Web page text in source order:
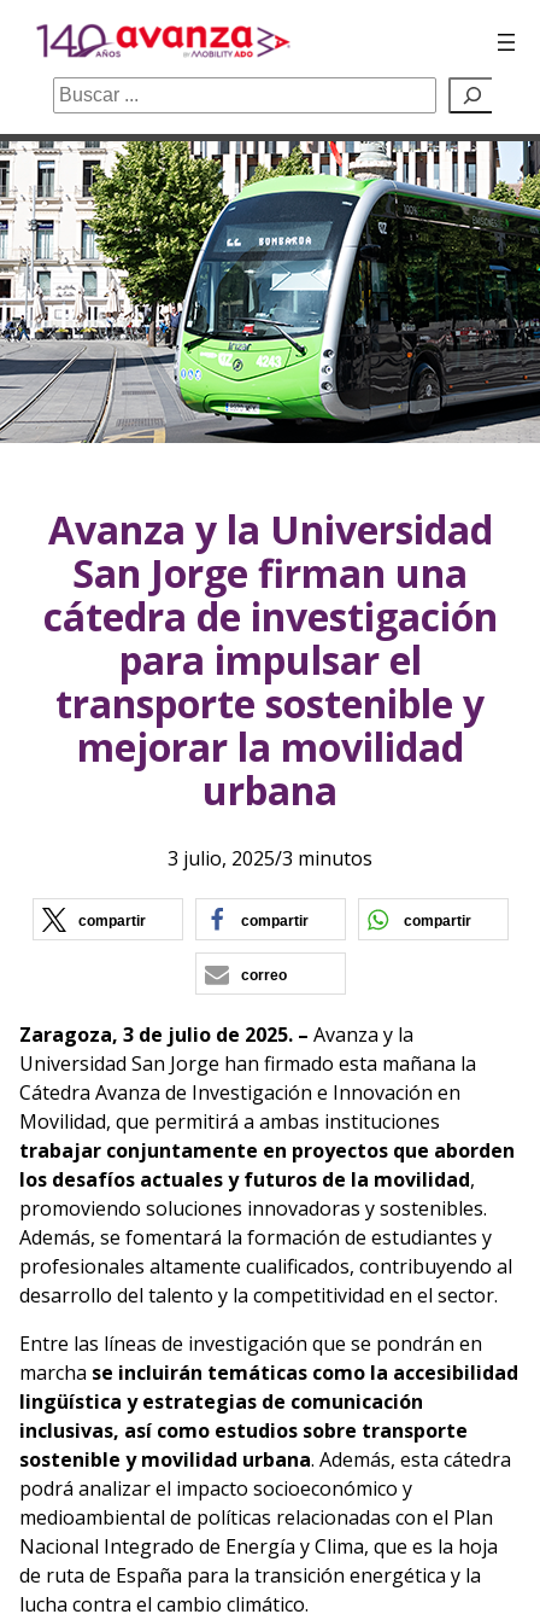
Saltar
al
contenido
Buscar
Avanza y la Universidad
San Jorge firman una
cátedra de investigación
para impulsar el
transporte sostenible y
mejorar la movilidad
urbana
3 julio, 2025/3 minutos
compartir (se abre en nueva ventana)
compartir (se abre en nueva
compartir
correo
Zaragoza, 3 de julio de 2025. – Avanza y la
Universidad San Jorge han firmado esta mañana la
Cátedra Avanza de Investigación e Innovación en
Movilidad, que permitirá a ambas instituciones
trabajar conjuntamente en proyectos que aborden
los desafíos actuales y futuros de la movilidad,
promoviendo soluciones innovadoras y sostenibles.
Además, se fomentará la formación de estudiantes y
profesionales altamente cualificados, contribuyendo al
desarrollo del talento y la competitividad en el sector.
Entre las líneas de investigación que se pondrán en
marcha se incluirán temáticas como la accesibilidad
lingüística y estrategias de comunicación
inclusivas, así como estudios sobre transporte
sostenible y movilidad urbana. Además, esta cátedra
podrá analizar el impacto socioeconómico y
medioambiental de políticas relacionadas con el Plan
Nacional Integrado de Energía y Clima, que es la hoja
de ruta de España para la transición energética y la
lucha contra el cambio climático.